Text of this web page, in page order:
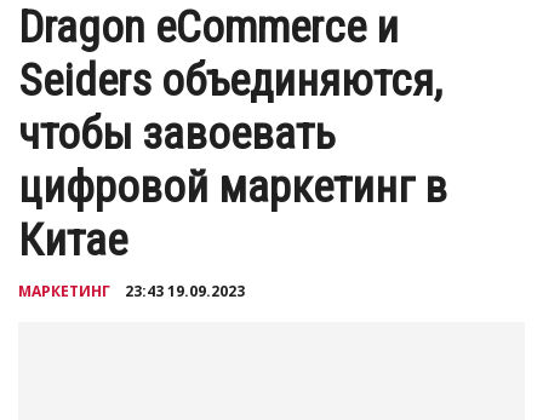
Dragon eCommerce и
Seiders объединяются,
чтобы завоевать
цифровой маркетинг в
Китае
МАРКЕТИНГ 23:43 19.09.2023